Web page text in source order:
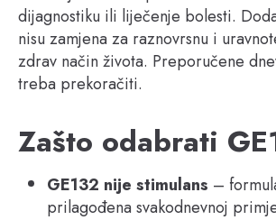
dijagnostiku ili liječenje bolesti.
nisu zamjena za raznovrsnu i
zdrav način života. Preporučene
treba prekoračiti.
Zašto odabrati
GE132 nije stimulans –
prilagođena svakodnevnoj